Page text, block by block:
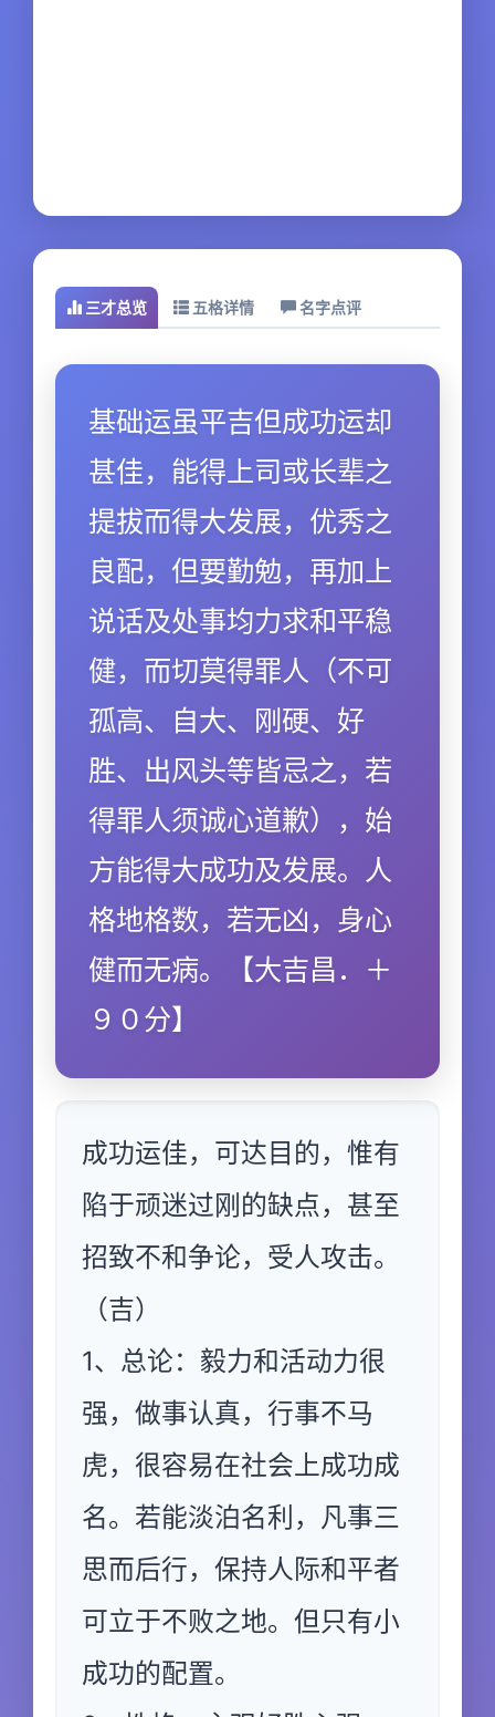
三才总览 五格详情 名字点评
基础运虽平吉但成功运却
甚佳，能得上司或长辈之
提拔而得大发展，优秀之
良配，但要勤勉，再加上
说话及处事均力求和平稳
健，而切莫得罪人（不可
孤高、自大、刚硬、好
胜、出风头等皆忌之，若
得罪人须诚心道歉），始
方能得大成功及发展。人
格地格数，若无凶，身心
健而无病。【大吉昌．＋
９０分】
成功运佳，可达目的，惟有
陷于顽迷过刚的缺点，甚至
招致不和争论，受人攻击。
（吉）
1、总论：毅力和活动力很
强，做事认真，行事不马
虎，很容易在社会上成功成
名。若能淡泊名利，凡事三
思而后行，保持人际和平者
可立于不败之地。但只有小
成功的配置。